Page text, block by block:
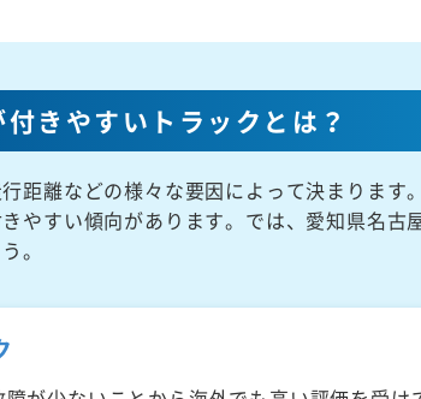
きやすいトラックとは？
距離などの様々な要因によって決まりま
やすい傾向があります。では、愛知県名
。